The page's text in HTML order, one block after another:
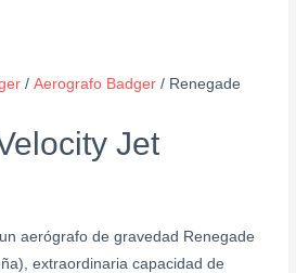
/Aerografo Badger / Renegade
Jet
aerógrafo de gravedad Renegade
extraordinaria capacidad de